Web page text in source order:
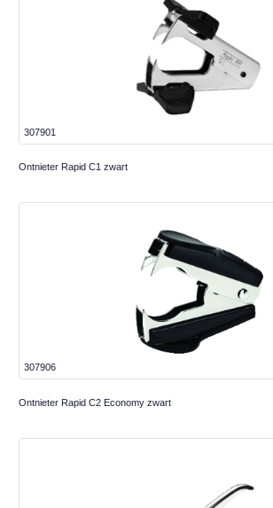
307901
Ontnieter Rapid C1 zwart
307906
Ontnieter Rapid C2 Economy zwart